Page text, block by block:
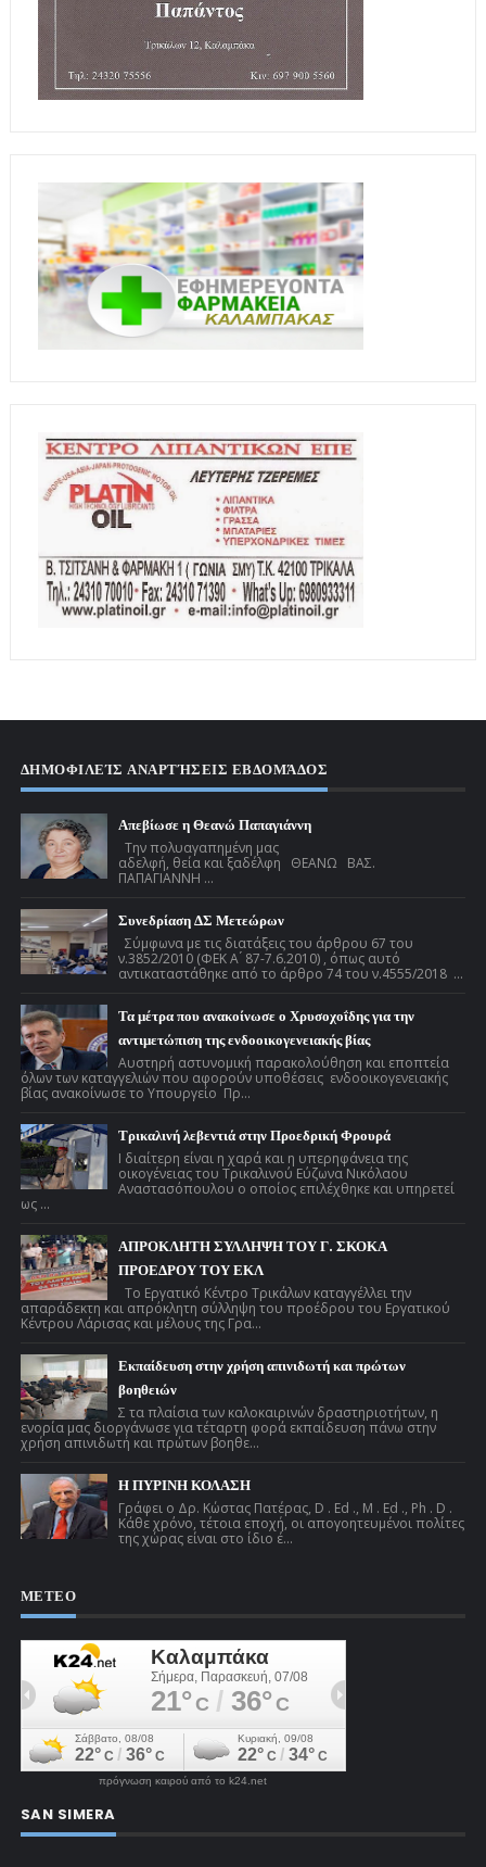
ΔΗΜΟΦΙΛΕΊΣ ΑΝΑΡΤΉΣΕΙΣ ΕΒΔΟΜΆΔΟΣ
Απεβίωσε η Θεανώ Παπαγιάννη
Την πολυαγαπημένη μας
αδελφή, θεία και ξαδέλφη ΘΕΑΝΩ ΒΑΣ.
ΠΑΠΑΓΙΑΝΝΗ ...
Συνεδρίαση ΔΣ Μετεώρων
Σύμφωνα με τις διατάξεις του άρθρου 67 του
ν.3852/2010 (ΦΕΚ Α ́ 87-7.6.2010) , όπως αυτό
αντικαταστάθηκε από το άρθρο 74 του ν.4555/2018 ...
Τα μέτρα που ανακοίνωσε ο Χρυσοχοΐδης για την
αντιμετώπιση της ενδοοικογενειακής βίας
Αυστηρή αστυνομική παρακολούθηση και εποπτεία
όλων των καταγγελιών που αφορούν υποθέσεις ενδοοικογενειακής
βίας ανακοίνωσε το Υπουργείο Πρ...
Τρικαλινή λεβεντιά στην Προεδρική Φρουρά
Ι διαίτερη είναι η χαρά και η υπερηφάνεια της
οικογένειας του Τρικαλινού Εύζωνα Νικόλαου
Αναστασόπουλου ο οποίος επιλέχθηκε και υπηρετεί
ως ...
ΑΠΡΟΚΛΗΤΗ ΣΥΛΛΗΨΗ ΤΟΥ Γ. ΣΚΟΚΑ
ΠΡΟΕΔΡΟΥ ΤΟΥ ΕΚΛ
Το Εργατικό Κέντρο Τρικάλων καταγγέλλει την
απαράδεκτη και απρόκλητη σύλληψη του προέδρου του Εργατικού
Κέντρου Λάρισας και μέλους της Γρα...
Εκπαίδευση στην χρήση απινιδωτή και πρώτων
βοηθειών
Σ τα πλαίσια των καλοκαιρινών δραστηριοτήτων, η
ενορία μας διοργάνωσε για τέταρτη φορά εκπαίδευση πάνω στην
χρήση απινιδωτή και πρώτων βοηθε...
Η ΠΥΡΙΝΗ ΚΟΛΑΣΗ
Γράφει ο Δρ. Κώστας Πατέρας, D . Ed ., M . Ed ., Ph . D .
Κάθε χρόνο, τέτοια εποχή, οι απογοητευμένοι πολίτες
της χώρας είναι στο ίδιο έ...
ΜΕΤΕΟ
πρόγνωση καιρού από το k24.net
SAN SIMERA